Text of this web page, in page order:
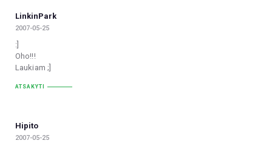
LinkinPark
2007-05-25
:]
Oho!!!
Laukiam ;]
ATSAKYTI
Hipito
2007-05-25